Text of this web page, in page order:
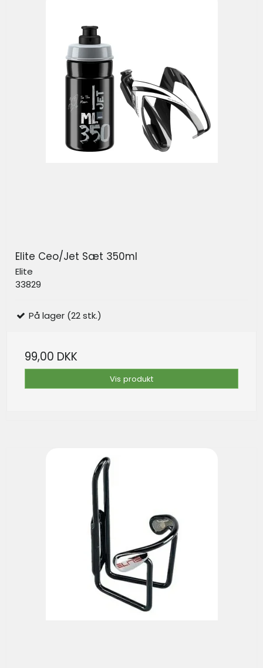
Elite Ceo/Jet Sæt 350ml
Elite
33829
På lager (22 stk.)
99,00 DKK
Vis produkt